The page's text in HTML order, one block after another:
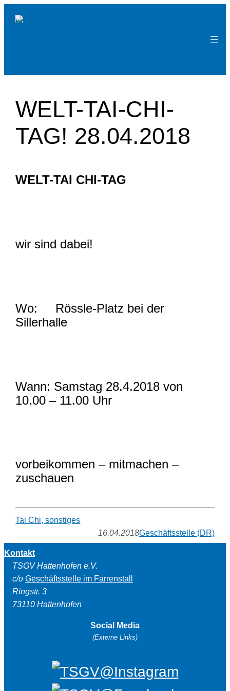
Zum
WELT-TAI-CHI-
TAG! 28.04.2018
WELT-TAI CHI-TAG
wir sind dabei!
Wo: Rössle-Platz bei der
Sillerhalle
Wann: Samstag 28.4.2018 von
10.00 – 11.00 Uhr
vorbeikommen – mitmachen –
zuschauen
Tai Chi, sonstiges
16.04.2018Geschäftsstelle (DR)
Kontakt
TSGV Hattenhofen e.V.
c/o Geschäftsstelle im Farrenstall
Ringstr. 3
73110 Hattenhofen
Social Media
(Externe Links)